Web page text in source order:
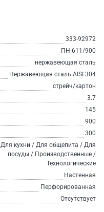
333-92972
ПН-611/900
нержавеющая сталь
Нержавеющая сталь AISI 304
стрейч/картон
3.7
145
900
300
Для кухни / Для общепита / Для
посуды / Производственные /
Технологические
Настенная
Перфорированная
Отсутствует